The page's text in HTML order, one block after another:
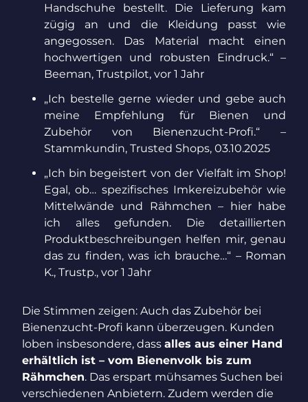
Handschuhe bestellt. Die Lieferung kam
zügig an und die Kleidung passt wie
angegossen. Das Material macht einen
hochwertigen und robusten Eindruck.“ –
Beeman, Trustpilot, vor 1 Jahr
„Ich bestelle gerne wieder und gebe auch
meine Empfehlung für Bienen und
Zubehör von Bienenzucht-Profi.“ –
Stammkundin, Trusted Shops, 03.10.2025
„Ich bin begeistert von der Vielfalt im Shop!
Egal, ob… spezifisches Imkereizubehör wie
Mittelwände und Rähmchen – hier habe
ich alles gefunden. Die detaillierten
Produktbeschreibungen helfen mir, genau
das zu finden, was ich brauche…“ – Roman
K., Trustp., vor 1 Jahr
Die Stimmen zeigen: Auch das Zubehör bei
Bienenzucht-Profi kann überzeugen. Kunden
loben insbesondere, dass alles aus einer Hand
erhältlich ist – vom Bienenvolk bis zum
Rähmchen. Das erspart mühsames Suchen bei
verschiedenen Anbietern. Zudem werden die